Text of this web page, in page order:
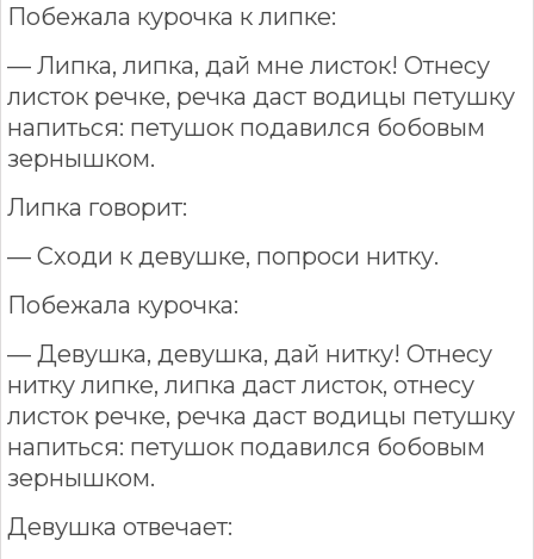
Побежала курочка к липке:
— Липка, липка, дай мне листок! Отнесу
листок речке, речка даст водицы петушку
напиться: петушок подавился бобовым
зернышком.
Липка говорит:
— Сходи к девушке, попроси нитку.
Побежала курочка:
— Девушка, девушка, дай нитку! Отнесу
нитку липке, липка даст листок, отнесу
листок речке, речка даст водицы петушку
напиться: петушок подавился бобовым
зернышком.
Девушка отвечает: